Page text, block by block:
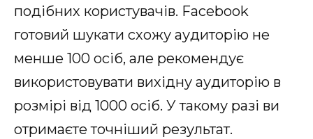
подібних користувачів. Facebook
готовий шукати схожу аудиторію не
менше 100 осіб, але рекомендує
використовувати вихідну аудиторію в
розмірі від 1000 осіб. У такому разі ви
отримаєте точніший результат.